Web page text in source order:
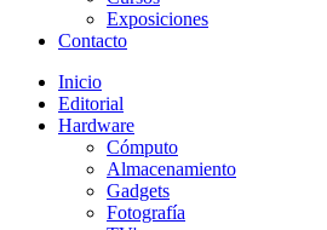
Exposiciones
Contacto
Inicio
Editorial
Hardware
Cómputo
Almacenamiento
Gadgets
Fotografía